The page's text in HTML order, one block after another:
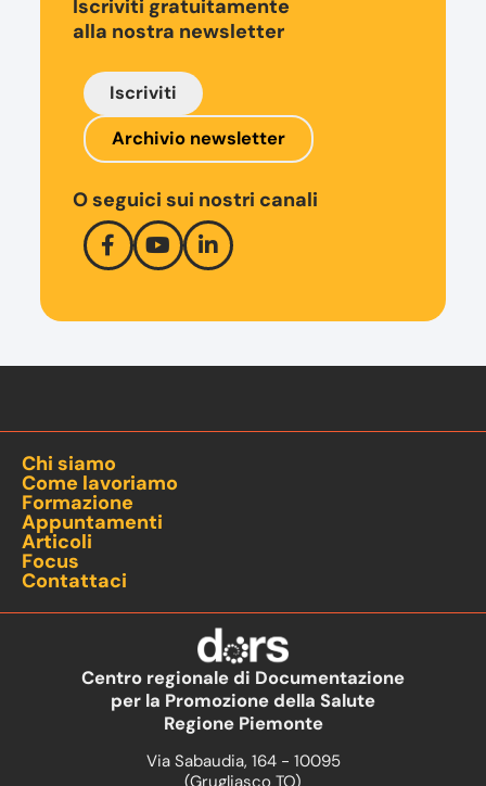
Iscriviti gratuitamente
alla nostra newsletter
Iscriviti
Archivio newsletter
O seguici sui nostri canali
Chi siamo
Come lavoriamo
Formazione
Appuntamenti
Articoli
Focus
Contattaci
Centro regionale di Documentazione
per la Promozione della Salute
Regione Piemonte
Via Sabaudia, 164 - 10095
(Grugliasco TO)